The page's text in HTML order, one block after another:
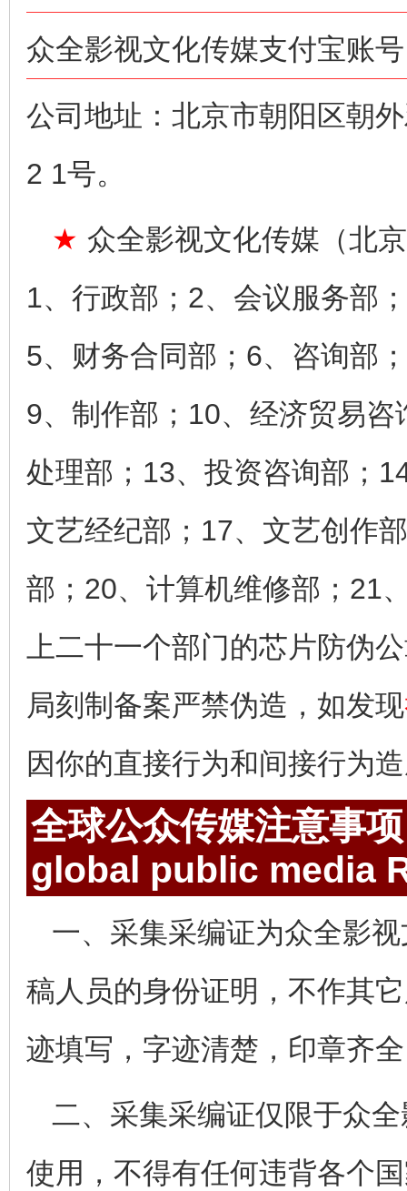
众全影视文化传媒支付宝账
公司地址：北京市朝阳区朝
2 1号。
★ 众全影视文化传媒（北
1、行政部；2、会议服务部
5、财务合同部；6、咨询部
9、制作部；10、经济贸易
处理部；13、投资咨询部；
文艺经纪部；17、文艺创作
部；20、计算机维修部；21
上二十一个部门的芯片防伪
局刻制备案严禁伪造，如发现
因你的直接行为和间接行为
全球公众传媒注意事
global public media
一、采集采编证为众全影
稿人员的身份证明，不作其
迹填写，字迹清楚，印章齐
二、采集采编证仅限于众
使用，不得有任何违背各个